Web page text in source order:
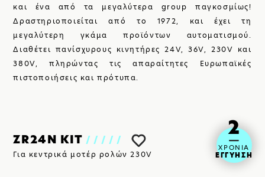
SHOP
και ένα από τα μεγαλύτερα group παγκοσμίως!
Δραστηριοποιείται από το 1972, και έχει τη
μεγαλύτερη γκάμα προϊόντων αυτοματισμού.
Διαθέτει πανίσχυρους κινητήρες 24V, 36V, 230V και
380V, πληρώντας τις απαραίτητες Ευρωπαϊκές
πιστοποιήσεις και πρότυπα.
ZR24N KIT /////
Για κεντρικά μοτέρ ρολών 230V
2
ΧΡΟΝΙΑ
ΕΓΓΥΗΣΗ